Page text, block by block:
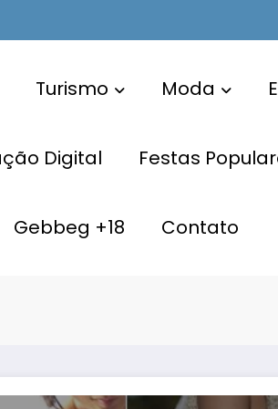
Turismo Moda
Digital Festas
Gebbeg +18 Contato